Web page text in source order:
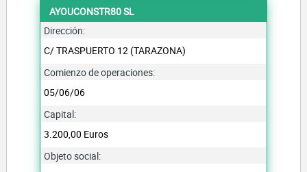
AYOUCONSTR80 SL
Dirección:
C/ TRASPUERTO 12 (TARAZONA)
Comienzo de operaciones:
05/06/06
Capital:
3.200,00 Euros
Objeto social: